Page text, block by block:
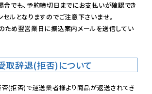
合でも、予約締切日までにお支払いが確認でき
セルとなりますのでご注意下さいませ。
ため翌営業日に振込案内メールを送信してい
取辞退(拒否)について
(拒否)で運送業者様より商品が返送されてき